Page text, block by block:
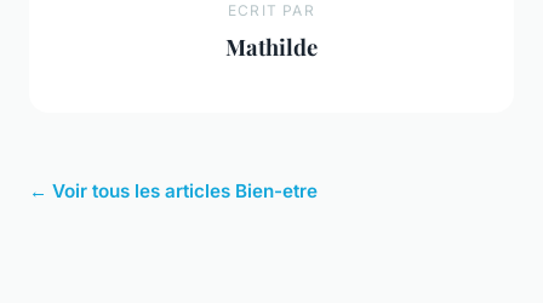
ECRIT PAR
Mathilde
← Voir tous les articles Bien-etre